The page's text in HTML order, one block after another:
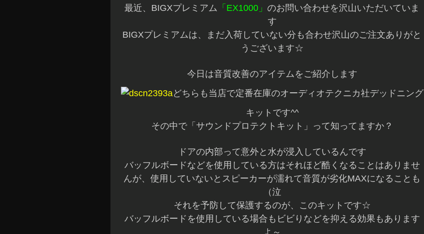
最近、BIGXプレミアム 「EX1000」 のお問い合わせを沢山いただいていま
す
BIGXプレミアムは、まだ入荷していない分も合わせ沢山のご注文ありがと
うございます☆
今日は音質改善のアイテムをご紹介します
どちらも当店で定番在庫のオーディオテクニカ社デッドニング
キットです^^
その中で「サウンドプロテクトキット」って知ってますか？
ドアの内部って意外と水が浸入しているんです
バッフルボードなどを使用している方はそれほど酷くなることはありませ
んが、使用していないとスピーカーが濡れて音質が劣化MAXになることも
（泣
それを予防して保護するのが、このキットです☆
バッフルボードを使用している場合もビビりなどを抑える効果もあります
よ～